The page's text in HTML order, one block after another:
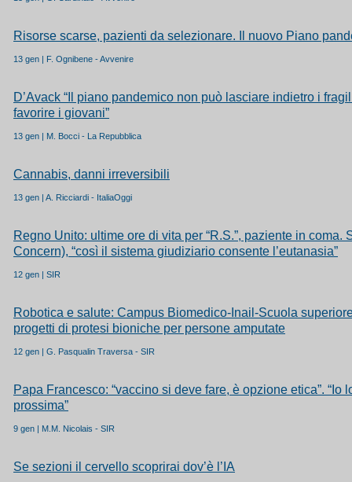
Risorse scarse, pazienti da selezionare. Il nuovo Piano
13 gen | F. Ognibene - Avvenire
D’Avack “Il piano pandemico non può lasciare indietro i
favorire i giovani”
13 gen | M. Bocci - La Repubblica
Cannabis, danni irreversibili
13 gen | A. Ricciardi - ItaliaOggi
Regno Unito: ultime ore di vita per “R.S.”, paziente in coma.
Concern), “così il sistema giudiziario consente l’eutanasia”
12 gen | SIR
Robotica e salute: Campus Biomedico-Inail-Scuola
progetti di protesi bioniche per persone amputate
12 gen | G. Pasqualin Traversa - SIR
Papa Francesco: “vaccino si deve fare, è opzione etica”. “Io
prossima”
9 gen | M.M. Nicolais - SIR
Se sezioni il cervello scoprirai dov’è l’IA